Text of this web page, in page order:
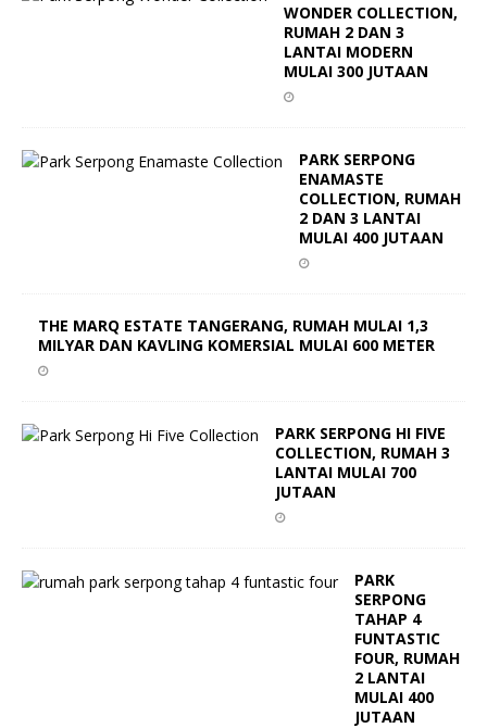
WONDER COLLECTION,
RUMAH 2 DAN 3
LANTAI MODERN
MULAI 300 JUTAAN
PARK SERPONG
ENAMASTE
COLLECTION, RUMAH
2 DAN 3 LANTAI
MULAI 400 JUTAAN
THE MARQ ESTATE TANGERANG, RUMAH MULAI 1,3
MILYAR DAN KAVLING KOMERSIAL MULAI 600 METER
PARK SERPONG HI FIVE
COLLECTION, RUMAH 3
LANTAI MULAI 700
JUTAAN
PARK
SERPONG
TAHAP 4
FUNTASTIC
FOUR, RUMAH
2 LANTAI
MULAI 400
JUTAAN